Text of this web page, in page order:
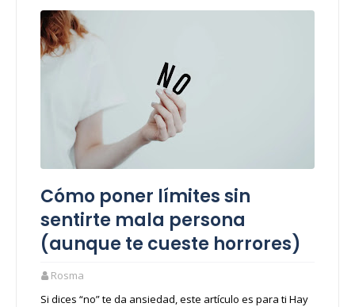
Cómo poner límites sin
sentirte mala persona
(aunque te cueste horrores)
Rosma
Si dices “no” te da ansiedad, este artículo es para ti Hay